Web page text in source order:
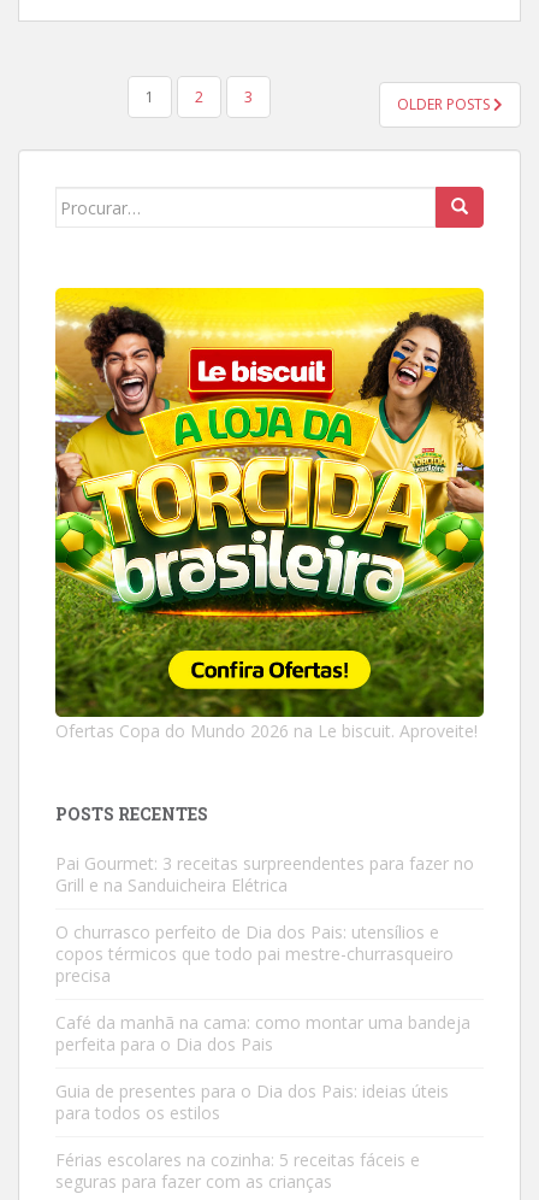
PAGINAÇÃO
POSTS
1 2 3 OLDER POSTS
Search
Ofertas Copa do Mundo 2026 na Le biscuit. Aproveite!
POSTS RECENTES
Pai Gourmet: 3 receitas surpreendentes para fazer no
Grill e na Sanduicheira Elétrica
O churrasco perfeito de Dia dos Pais: utensílios e
copos térmicos que todo pai mestre-churrasqueiro
precisa
Café da manhã na cama: como montar uma bandeja
perfeita para o Dia dos Pais
Guia de presentes para o Dia dos Pais: ideias úteis
para todos os estilos
Férias escolares na cozinha: 5 receitas fáceis e
seguras para fazer com as crianças